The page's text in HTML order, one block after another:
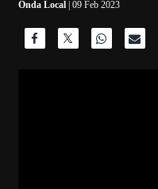
Onda Local | 09 Feb 2023